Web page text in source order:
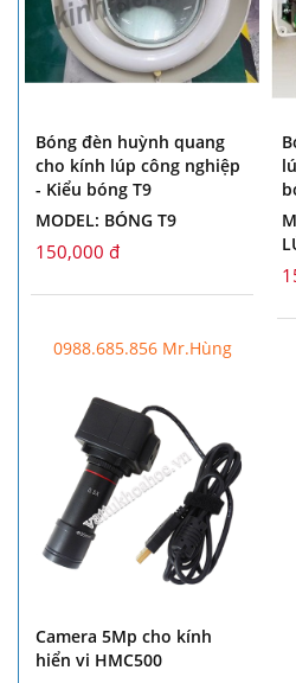
Bóng đèn huỳnh quang
cho kính lúp công nghiệp
- Kiểu bóng T9
MODEL: BÓNG T9
150,000 đ
0988.685.856 Mr.Hùng
Camera 5Mp cho kính
hiển vi HMC500